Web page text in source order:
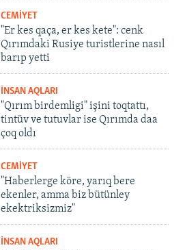
CEMİYET
"Er kes qaça, er kes kete": cenk
Qırımdaki Rusiye turistlerine nasıl
barıp yetti
İNSAN AQLARI
"Qırım birdemligi" işini toqtattı,
tintüv ve tutuvlar ise Qırımda daa
çoq oldı
CEMİYET
"Haberlerge köre, yarıq bere
ekenler, amma biz bütünley
ekektriksizmiz"
İNSAN AQLARI